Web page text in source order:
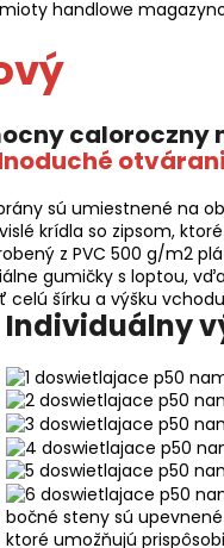
sú umiestnené na
krídla so zipsom,
z PVC 500 g/m2
gumičky s loptou,
celú šírku a výšku
Individuálny
bočné steny sú
ktoré umožňujú